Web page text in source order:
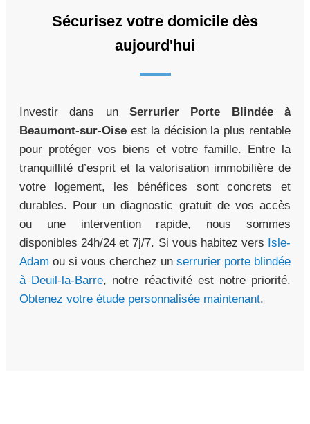
Sécurisez votre domicile dès
aujourd'hui
Investir dans un Serrurier Porte Blindée à
Beaumont-sur-Oise est la décision la plus rentable
pour protéger vos biens et votre famille. Entre la
tranquillité d’esprit et la valorisation immobilière de
votre logement, les bénéfices sont concrets et
durables. Pour un diagnostic gratuit de vos accès
ou une intervention rapide, nous sommes
disponibles 24h/24 et 7j/7. Si vous habitez vers Isle-
Adam ou si vous cherchez un serrurier porte blindée
à Deuil-la-Barre, notre réactivité est notre priorité.
Obtenez votre étude personnalisée maintenant.